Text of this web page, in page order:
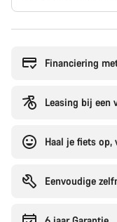
Financiering
Leasing bij een
Haal je fiets op,
Eenvoudige